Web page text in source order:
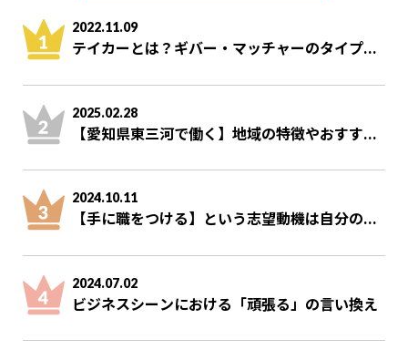
2022.11.09
テイカーとは？ギバー・マッチャーのタイプ...
2025.02.28
【愛知県東三河で働く】地域の特徴やおすす...
2024.10.11
【手に職をつける】という志望動機は自分の...
2024.07.02
ビジネスシーンにおける「頑張る」の言い換え